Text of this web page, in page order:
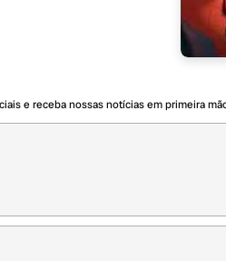
e receba nossas notícias em primeira